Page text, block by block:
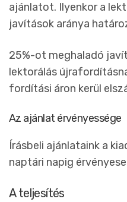
ajánlatot. Ilyenkor a
javítások aránya
25%-ot meghaladó
lektorálás
fordítási áron kerül
Az ajánlat érvényessége
Írásbeli ajánlataink a
naptári napig
A teljesítés